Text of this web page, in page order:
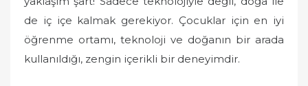
de iç içe kalmak gerekiyor. Çocuklar için en iyi
öğrenme ortamı, teknoloji ve doğanın bir arada
kullanıldığı, zengin içerikli bir deneyimdir.